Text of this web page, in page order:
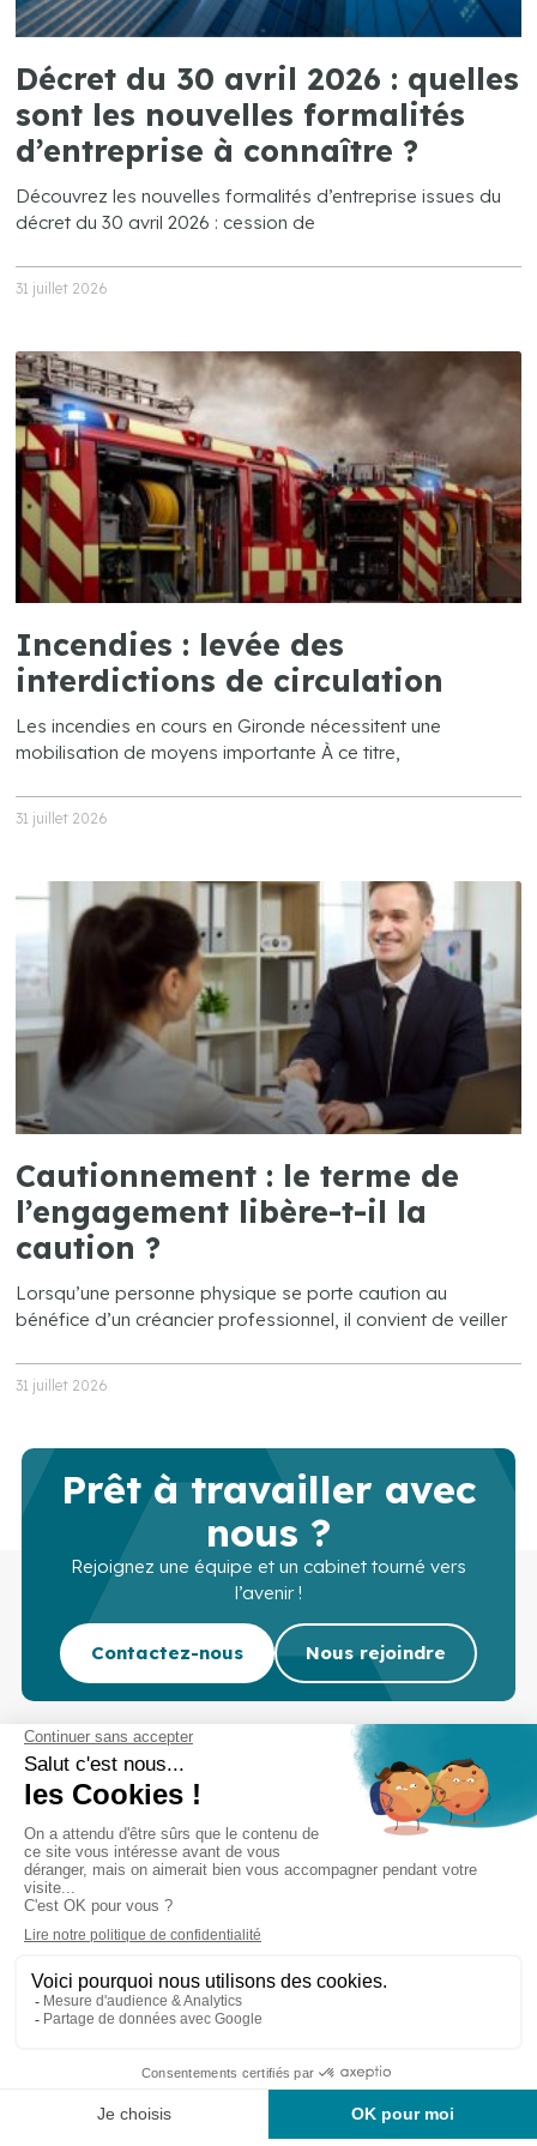
Décret du 30 avril 2026 : quelles
sont les nouvelles formalités
d’entreprise à connaître ?
Découvrez les nouvelles formalités d’entreprise issues du
décret du 30 avril 2026 : cession de
31 juillet 2026
Incendies : levée des
interdictions de circulation
Les incendies en cours en Gironde nécessitent une
mobilisation de moyens importante À ce titre,
31 juillet 2026
Cautionnement : le terme de
l’engagement libère-t-il la
caution ?
Lorsqu’une personne physique se porte caution au
bénéfice d’un créancier professionnel, il convient de veiller
31 juillet 2026
Prêt à travailler avec
nous ?
Rejoignez une équipe et un cabinet tourné vers
l’avenir !
Contactez-nous Nous rejoindre
Cabinet d’experts-comptables commissaires aux
Services Secteurs
Recrutement
Actu